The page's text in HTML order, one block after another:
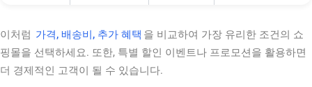
이처럼 가격, 배송비, 추가 혜택 을 비교하여 가장 유리한 조건의 쇼
핑몰을 선택하세요. 또한, 특별 할인 이벤트나 프로모션을 활용하면
더 경제적인 고객이 될 수 있습니다.